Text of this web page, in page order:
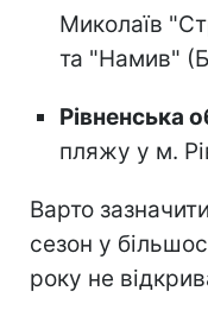
Миколаїв
та "Намив"
Рівненська
пляжу у м.
Варто
сезон у
року не